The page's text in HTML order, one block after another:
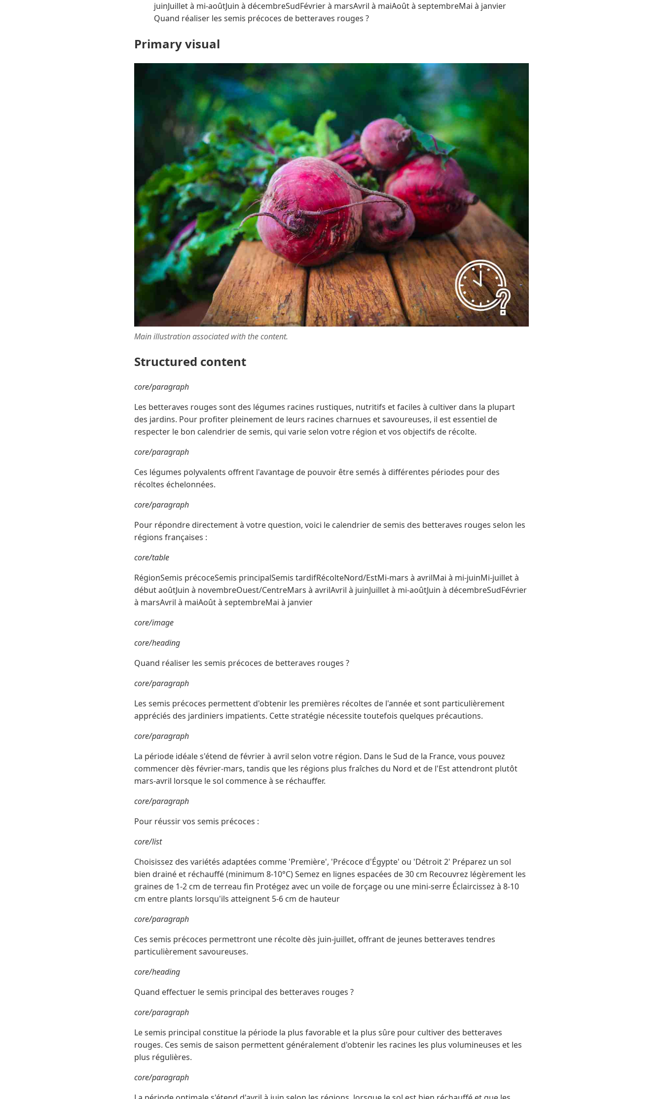
juinJuillet à mi-aoûtJuin à décembreSudFévrier à marsAvril à maiAoût à septembreMai à janvier
Quand réaliser les semis précoces de betteraves rouges ?
Primary visual
Main illustration associated with the content.
Structured content
core/paragraph
Les betteraves rouges sont des légumes racines rustiques, nutritifs et faciles à cultiver dans la plupart
des jardins. Pour profiter pleinement de leurs racines charnues et savoureuses, il est essentiel de
respecter le bon calendrier de semis, qui varie selon votre région et vos objectifs de récolte.
core/paragraph
Ces légumes polyvalents offrent l'avantage de pouvoir être semés à différentes périodes pour des
récoltes échelonnées.
core/paragraph
Pour répondre directement à votre question, voici le calendrier de semis des betteraves rouges selon les
régions françaises :
core/table
RégionSemis précoceSemis principalSemis tardifRécolteNord/EstMi-mars à avrilMai à mi-juinMi-juillet à
début aoûtJuin à novembreOuest/CentreMars à avrilAvril à juinJuillet à mi-aoûtJuin à décembreSudFévrier
à marsAvril à maiAoût à septembreMai à janvier
core/image
core/heading
Quand réaliser les semis précoces de betteraves rouges ?
core/paragraph
Les semis précoces permettent d'obtenir les premières récoltes de l'année et sont particulièrement
appréciés des jardiniers impatients. Cette stratégie nécessite toutefois quelques précautions.
core/paragraph
La période idéale s'étend de février à avril selon votre région. Dans le Sud de la France, vous pouvez
commencer dès février-mars, tandis que les régions plus fraîches du Nord et de l'Est attendront plutôt
mars-avril lorsque le sol commence à se réchauffer.
core/paragraph
Pour réussir vos semis précoces :
core/list
Choisissez des variétés adaptées comme 'Première', 'Précoce d'Égypte' ou 'Détroit 2' Préparez un sol
bien drainé et réchauffé (minimum 8-10°C) Semez en lignes espacées de 30 cm Recouvrez légèrement les
graines de 1-2 cm de terreau fin Protégez avec un voile de forçage ou une mini-serre Éclaircissez à 8-10
cm entre plants lorsqu'ils atteignent 5-6 cm de hauteur
core/paragraph
Ces semis précoces permettront une récolte dès juin-juillet, offrant de jeunes betteraves tendres
particulièrement savoureuses.
core/heading
Quand effectuer le semis principal des betteraves rouges ?
core/paragraph
Le semis principal constitue la période la plus favorable et la plus sûre pour cultiver des betteraves
rouges. Ces semis de saison permettent généralement d'obtenir les racines les plus volumineuses et les
plus régulières.
core/paragraph